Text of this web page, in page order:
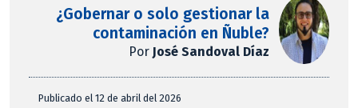
¿Gobernar o solo gestionar la
contaminación en Ñuble?
Por José Sandoval Díaz
Publicado el 12 de abril del 2026